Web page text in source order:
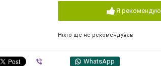
Я рекомендую
Ніхто ще не рекомендував
WhatsApp